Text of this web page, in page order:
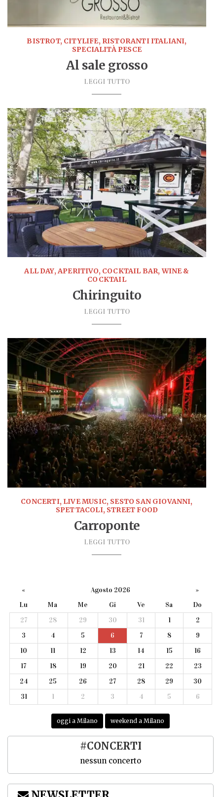
BISTROT, CITYLIFE, RISTORANTI ITALIANI,
SPECIALITÀ PESCE
Al sale grosso
LEGGI TUTTO
ALL DAY, APERITIVO, COCKTAIL BAR, WINE &
COCKTAIL
Chiringuito
LEGGI TUTTO
CONCERTI, LIVE MUSIC, SESTO SAN GIOVANNI,
SPETTACOLI, STREET FOOD
Carroponte
LEGGI TUTTO
« Agosto 2026
»
Lu
Ma Me Gi Ve Sa
Do
27
28 29 30 31 1
2
3
4 5 6 7 8
9
10
11 12 13 14 15
16
17
18 19 20 21 22
23
24
25 26 27 28 29
30
31
1 2 3 4 5 6
oggi a Milano weekend a Milano
#CONCERTI
nessun concerto